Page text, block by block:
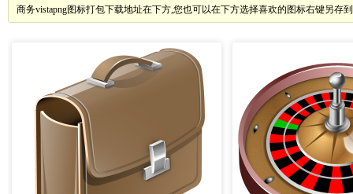
商务vistapng图标打包下载地址在下方,您也可以在下方选择喜欢的图标右键另存